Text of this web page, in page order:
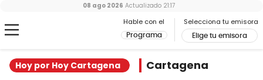
Hable con el
Programa
Selecciona tu emisora
Elige tu emisora
08 ago 2026 Actualizado 21:17
Hoy por Hoy Cartagena Cartagena